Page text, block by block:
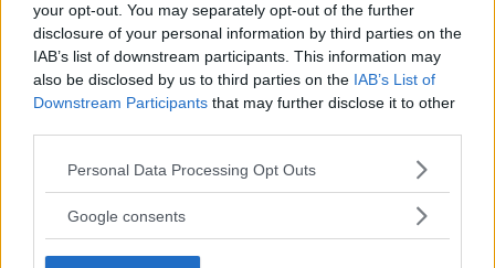
your opt-out. You may separately opt-out of the further
disclosure of your personal information by third parties on the
IAB’s list of downstream participants. This information may
also be disclosed by us to third parties on the IAB’s List of
Downstream Participants that may further disclose it to other
Please note that this website/app uses one or more Google
not limited to your visit or usage behaviour. You may click to
use your data for below specified purposes in below Google
Personal Data Processing Opt Outs
Google consents
DILLON DANIS
Hype FC ønsker å booke Dillon Danis vs Chanko Zaynukov
Erik Solvang 13 January, 2026 15:37